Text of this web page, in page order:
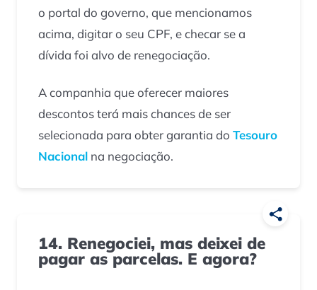
o portal do governo, que mencionamos
acima, digitar o seu CPF, e checar se a
dívida foi alvo de renegociação.
A companhia que oferecer maiores
descontos terá mais chances de ser
selecionada para obter garantia doTesouro
Nacional na negociação.
14. Renegociei, mas deixei de
pagar as parcelas. E agora?